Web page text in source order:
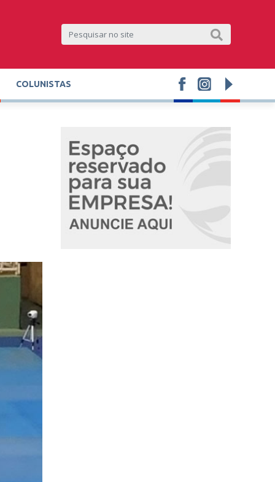
COLUNISTAS